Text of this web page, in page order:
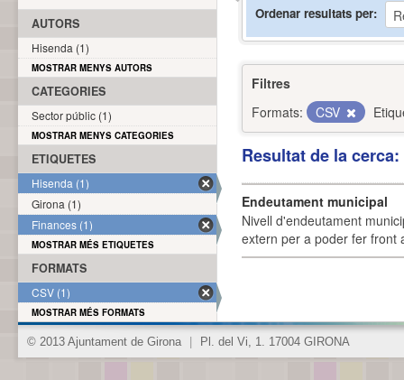
Ordenar resultats per
Filtres
Formats:
CSV
Resultat de la
Endeutament municipal
Nivell d'endeutament
extern per a poder fer front
AUTORS
Hisenda (1)
MOSTRAR MENYS AUTORS
CATEGORIES
Sector públic (1)
MOSTRAR MENYS CATEGORIES
ETIQUETES
Hisenda (1)
Girona (1)
Finances (1)
MOSTRAR MÉS ETIQUETES
FORMATS
CSV (1)
MOSTRAR MÉS FORMATS
© 2013 Ajuntament de Girona Pl. del Vi, 1. 17004 GIRONA